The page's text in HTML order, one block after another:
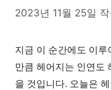
2023년 11월 25일
지금 이 순간에도 이
만큼 헤어지는 인연도
을 것입니다. 오늘은